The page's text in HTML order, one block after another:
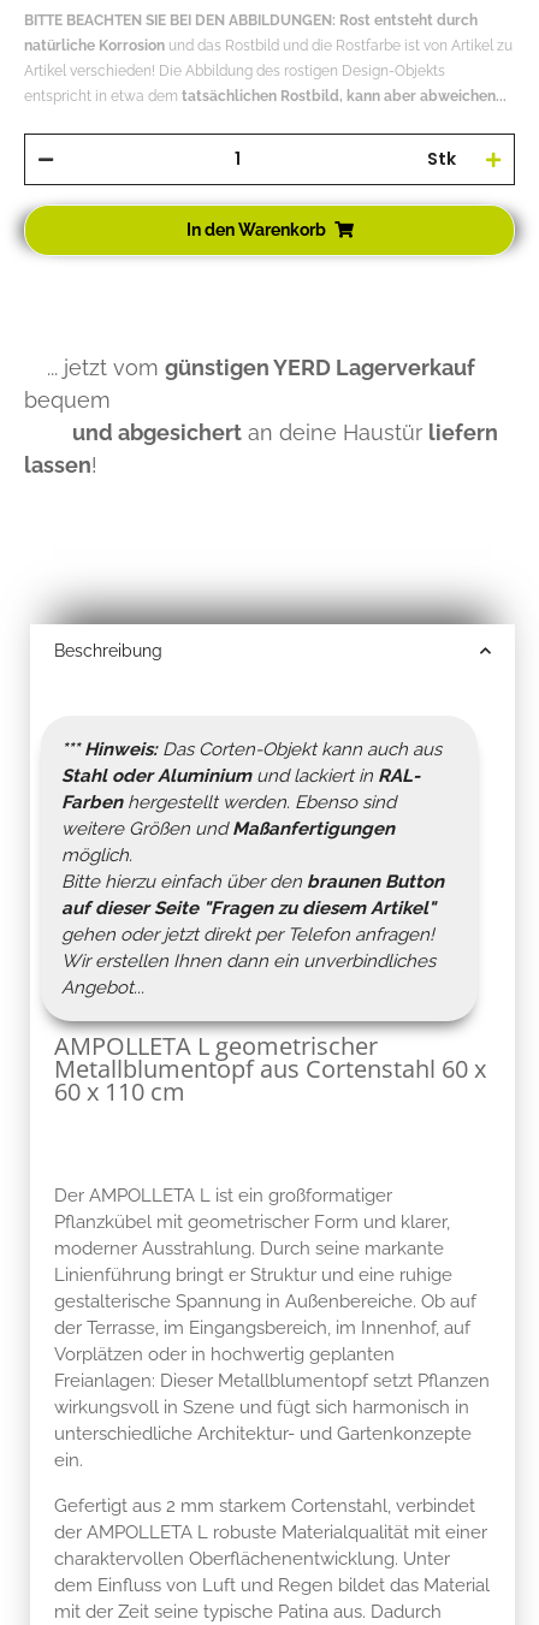
BITTE BEACHTEN SIE BEI DEN ABBILDUNGEN: Rost entsteht durch
natürliche Korrosion und das Rostbild und die Rostfarbe ist von Artikel zu
Artikel verschieden! Die Abbildung des rostigen Design-Objekts
entspricht in etwa dem tatsächlichen Rostbild, kann aber abweichen...
Stk
In den Warenkorb
... jetzt vom günstigen YERD Lagerverkauf
bequem
und abgesichert an deine Haustür liefern
lassen!
Beschreibung
*** Hinweis:Das Corten-Objekt kann auch aus
Stahl oder Aluminiumund lackiert in RAL-
Farbenhergestellt werden. Ebenso sind
weitere Größen undMaßanfertigungen
möglich.
Bitte hierzu einfach über den braunen Button
auf dieser Seite "Fragen zu diesem Artikel"
gehen oder jetzt direkt per Telefon anfragen!
Wir erstellen Ihnen dann ein unverbindliches
Angebot...
AMPOLLETA L geometrischer
Metallblumentopf aus Cortenstahl 60 x
60 x 110 cm
Der AMPOLLETA L ist ein großformatiger
Pflanzkübel mit geometrischer Form und klarer,
moderner Ausstrahlung. Durch seine markante
Linienführung bringt er Struktur und eine ruhige
gestalterische Spannung in Außenbereiche. Ob auf
der Terrasse, im Eingangsbereich, im Innenhof, auf
Vorplätzen oder in hochwertig geplanten
Freianlagen: Dieser Metallblumentopf setzt Pflanzen
wirkungsvoll in Szene und fügt sich harmonisch in
unterschiedliche Architektur- und Gartenkonzepte
ein.
Gefertigt aus 2 mm starkem Cortenstahl, verbindet
der AMPOLLETA L robuste Materialqualität mit einer
charaktervollen Oberflächenentwicklung. Unter
dem Einfluss von Luft und Regen bildet das Material
mit der Zeit seine typische Patina aus. Dadurch